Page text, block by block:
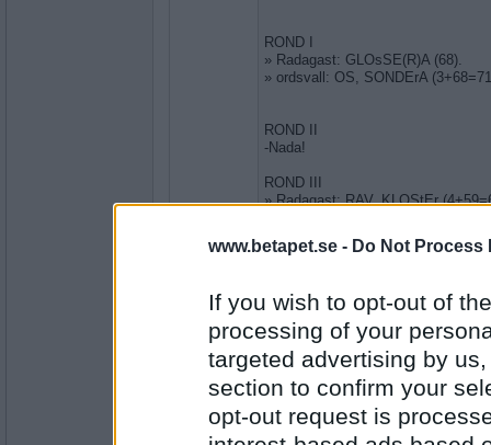
www.betapet.se - Do Not Process
If you wish to opt-out of
processing of your
targeted advertising by
section to confirm your
opt-out request is
ROND I
» Radagast: GLOsSE(R)A (68).
» ordsvall: OS, SONDErA
ROND II
-Nada!
ROND III
» Radagast: RAV, KLOStEr
ROND IV
Snyggaste rullningen blev
överklagbart!
inte kan det ha varit den sista